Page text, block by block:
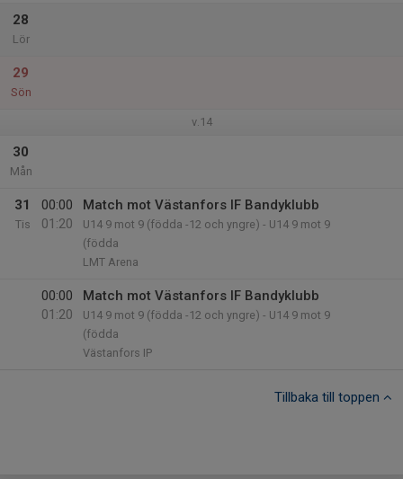
28
Lör
29
Sön
v.14
30
Mån
31
Tis
00:00
01:20
Match mot Västanfors IF Bandyklubb
U14 9 mot 9 (födda -12 och yngre) - U14 9 mot 9
(födda
LMT Arena
00:00
01:20
Match mot Västanfors IF Bandyklubb
U14 9 mot 9 (födda -12 och yngre) - U14 9 mot 9
(födda
Västanfors IP
Tillbaka till toppen